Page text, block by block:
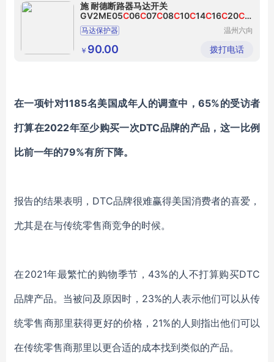
施 耐德断路器马达开关
GV2ME05C06C07C08C10C14C16C20C2
1C22C
马达保护器
温州六向
公司
￥ 90.00 拨打电话
在一项针对1185名美国成年人的调查中，65%的受访者
打算在2022年至少购买一次DTC品牌的产品，这一比例
比前一年的79%有所下降。
报告的结果表明， DTC品牌很难赢得美国消费者的喜爱，
尤其是在与传统零售商竞争的时候。
在2021年最繁忙的购物季节，43%的人不打算购买DTC
品牌产品。当被问及原因时，23%的人表示他们可以从传
统零售商那里获得更好的价格，21%的人则指出他们可以
在传统零售商那里以更合适的成本找到类似的产品。